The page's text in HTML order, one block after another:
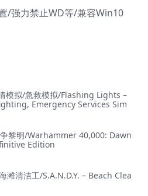
/强力禁止WD等/兼容Win10
模拟/急救模拟/Flashing Lights –
Emergency Services Sim
黎明/Warhammer 40,000: Dawn
Edition
滩清洁工/S.A.N.D.Y. – Beach Clea